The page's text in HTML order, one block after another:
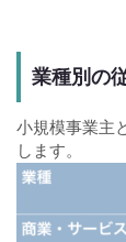
業種別の
小規模事業主
します。